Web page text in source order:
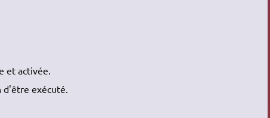
et activée.
d'être exécuté.